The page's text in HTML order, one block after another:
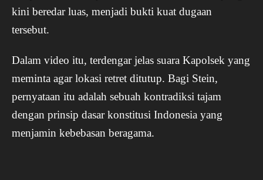
kini beredar luas, menjadi bukti kuat dugaan
tersebut.
Dalam video itu, terdengar jelas suara Kapolsek yang
meminta agar lokasi retret ditutup. Bagi Stein,
pernyataan itu adalah sebuah kontradiksi tajam
dengan prinsip dasar konstitusi Indonesia yang
menjamin kebebasan beragama.